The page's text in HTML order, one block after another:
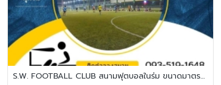
S.W. FOOTBALL CLUB สนามฟุตบอลในร่ม ขนาดมาตรฐาน